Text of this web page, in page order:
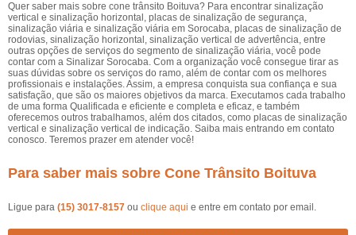
Quer saber mais sobre cone trânsito Boituva? Para encontrar sinalização
vertical e sinalização horizontal, placas de sinalização de segurança,
sinalização viária e sinalização viária em Sorocaba, placas de sinalização de
rodovias, sinalização horizontal, sinalização vertical de advertência, entre
outras opções de serviços do segmento de sinalização viária, você pode
contar com a Sinalizar Sorocaba. Com a organização você consegue tirar as
suas dúvidas sobre os serviços do ramo, além de contar com os melhores
profissionais e instalações. Assim, a empresa conquista sua confiança e sua
satisfação, que são os maiores objetivos da marca. Executamos cada trabalho
de uma forma Qualificada e eficiente e completa e eficaz, e também
oferecemos outros trabalhamos, além dos citados, como placas de sinalização
vertical e sinalização vertical de indicação. Saiba mais entrando em contato
conosco. Teremos prazer em atender você!
Para saber mais sobre Cone Trânsito Boituva
Ligue para (15) 3017-8157 ou clique aqui e entre em contato por email.